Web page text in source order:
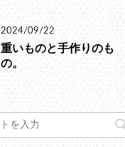
2024/09/22
重いものと手作りのも
の。